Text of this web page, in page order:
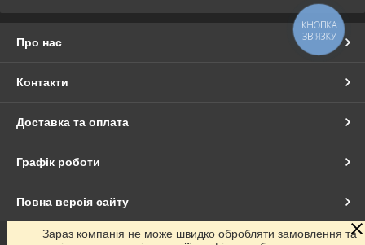
Про нас
Контакти
Доставка та оплата
Графік роботи
Повна версія сайту
Сайт створено на маркетплейсіProm.ua
Зараз компанія не може швидко обробляти замовлення та
КНОПКА
ЗВ'ЯЗКУ